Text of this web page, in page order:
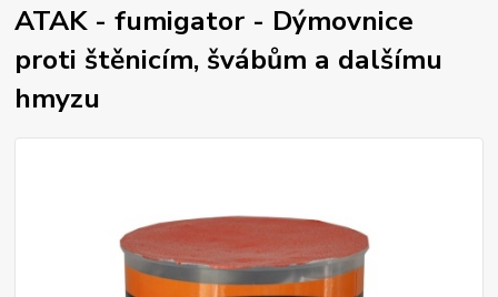
ATAK - fumigator - Dýmovnice
proti štěnicím, švábům a dalšímu
hmyzu